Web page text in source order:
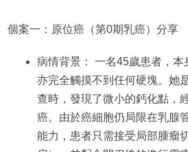
個案一：原位癌（第0期乳癌）分享
病情背景： 一名45歲患者，本
亦完全觸摸不到任何硬塊。她
查時，發現了微小的鈣化點，
癌。由於癌細胞仍局限在乳腺
能力，患者只需接受局部腫瘤